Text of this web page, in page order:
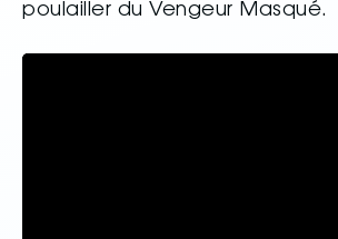
poulailler du Vengeur Masqué.